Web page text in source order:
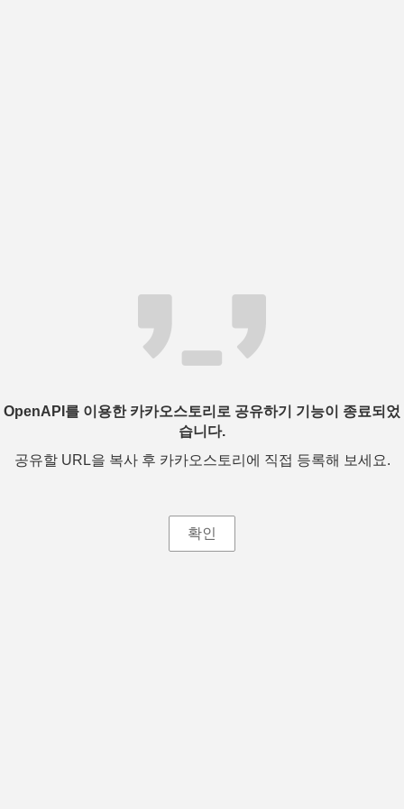
OpenAPI를 이용한 카카오스토리로 공유하기 기능이 종료되었
습니다.
공유할 URL을 복사 후 카카오스토리에 직접 등록해 보세요.
확인